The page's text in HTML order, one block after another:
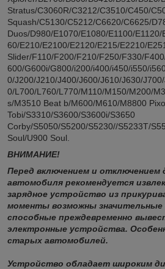
Stratus/C3060R/C3212/C3510/C450/
Squash/C5130/C5212/C6620/C6625/
Duos/D980/E1070/E1080/E1100/
60/E210/E2100/E2120/E215/E2210/
Slider/F110/F200/F210/F250/F330/
600/G600i/G800/i200/i400/i450/i550/
0/J200/J210/J400/J600/J610/J630/
0/L700/L760/L770/M110/M150/M200/
s/M3510 Beat b/M600/M610/M8800
Tobi/S3310/S3600/S3600i/S3650
Corby/S5050/S5200/S5230//S5233T/
Soul/U900 Soul.
ВНИМАНИЕ!
Перед включением и отключением
автомобиля рекомендуется
зарядное устройство из
моменты возможны значительные
способные преждевременно
электронные устройства.
старых автомобилей.
Устройство обладает широким